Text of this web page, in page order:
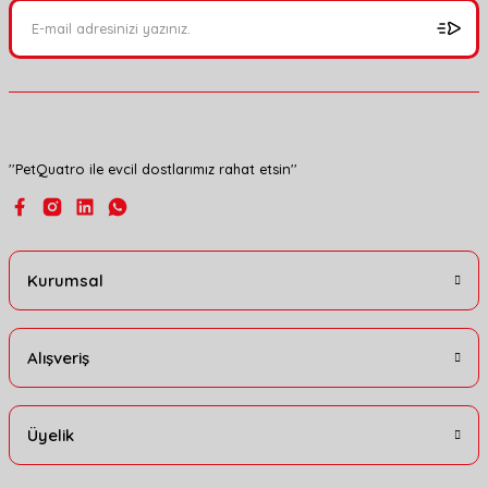
Ürün bilgilerinde hatalar bulunuyor.
''PetQuatro ile evcil dostlarımız rahat etsin''
Kurumsal
Alışveriş
Üyelik